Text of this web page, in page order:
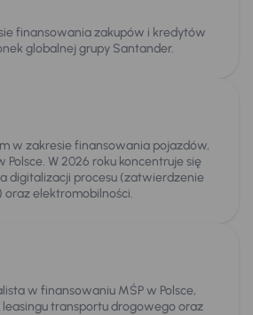
finansowania zakupów i kredytów
globalnej grupy Santander.
w zakresie finansowania pojazdów,
Polsce. W 2026 roku koncentruje się
digitalizacji procesu (zatwierdzenie
oraz elektromobilności.
w finansowaniu MŚP w Polsce,
transportu drogowego oraz